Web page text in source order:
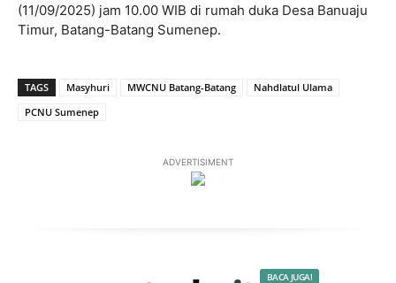
(11/09/2025) jam 10.00 WIB di rumah duka Desa Banuaju
Timur, Batang-Batang Sumenep.
TAGS Masyhuri MWCNU Batang-Batang
Nahdlatul Ulama
PCNU Sumenep
ADVERTISIMENT
BACA JUGA!